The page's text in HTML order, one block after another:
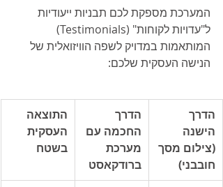
המערכת מספקת לכם תבניות ייעודיות
ל"עדויות לקוחות" (Testimonials)
המותאמות במדויק לשפה הוויזואלית של
הנישה העסקית שלכם:
הדרך
הישנה
(צילום מסך
חובבני)
הדרך
החכמה עם
מערכת
ברודקאסט
התוצאה
העסקית
בשטח